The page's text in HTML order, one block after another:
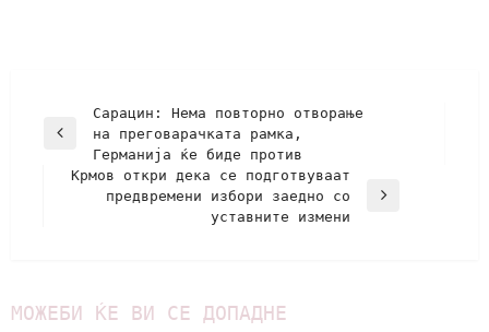
Сарацин: Нема повторно отворање
на преговарачката рамка,
Германија ќе биде против
Крмов откри дека се подготвуваат
предвремени избори заедно со
уставните измени
МОЖЕБИ ЌЕ ВИ СЕ ДОПАДНЕ